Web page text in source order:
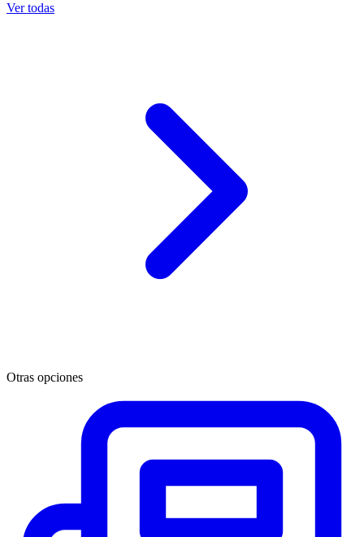
Ver todas
Otras opciones